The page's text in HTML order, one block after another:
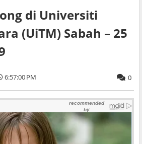
di Universiti
(UiTM) Sabah – 25
6:57:00 PM 0